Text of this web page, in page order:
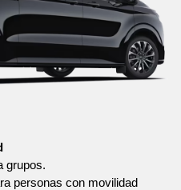
grupos.
personas con movilidad